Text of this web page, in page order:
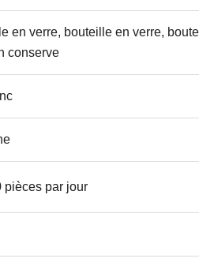
en verre, bouteille en verre,
conserve
pièces par jour